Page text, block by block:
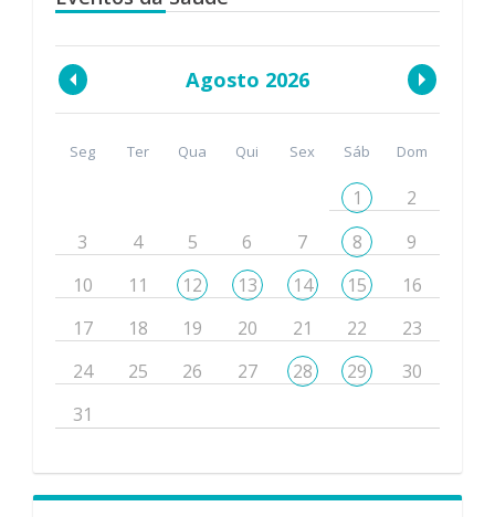
Agosto 2026
Seg Ter Qua Qui Sex Sáb Dom
1
2
3
4 5 6 7 8
9
10
11 12 13 14 15
16
17
18 19 20 21 22
23
24
25 26 27 28 29
30
31